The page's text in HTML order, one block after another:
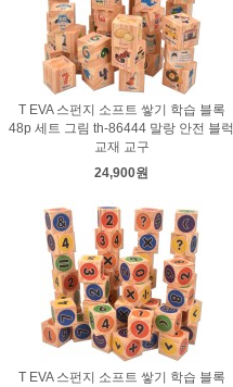
T EVA 스펀지 소프트 쌓기 학습 블록
48p 세트 그림 th-86444 말랑 안전 블럭
교재 교구
24,900원
T EVA 스펀지 소프트 쌓기 학습 블록